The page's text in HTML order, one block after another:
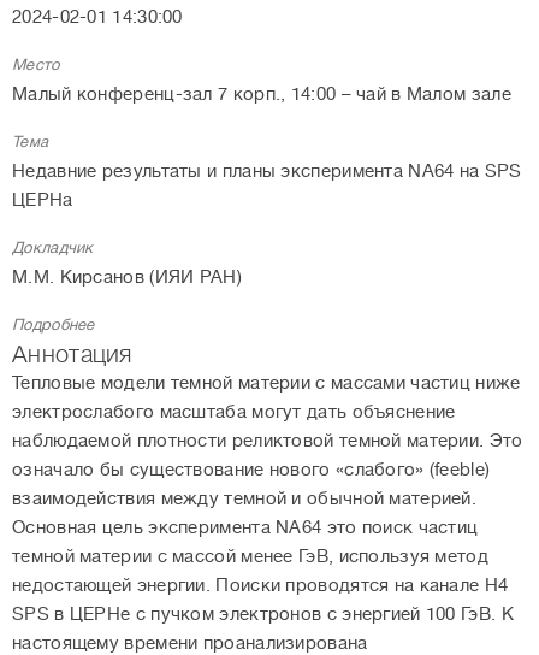
2024-02-01 14:30:00
Место
Малый конференц-зал 7 корп., 14:00 – чай в Малом зале
Тема
Недавние результаты и планы эксперимента NA64 на SPS
ЦЕРНа
Докладчик
М.М. Кирсанов (ИЯИ РАН)
Подробнее
Аннотация
Тепловые модели темной материи с массами частиц ниже
электрослабого масштаба могут дать объяснение
наблюдаемой плотности реликтовой темной материи. Это
означало бы существование нового «слабого» (feeble)
взаимодействия между темной и обычной материей.
Основная цель эксперимента NA64 это поиск частиц
темной материи с массой менее ГэВ, используя метод
недостающей энергии. Поиски проводятся на канале H4
SPS в ЦЕРНе с пучком электронов с энергией 100 ГэВ. К
настоящему времени проанализирована